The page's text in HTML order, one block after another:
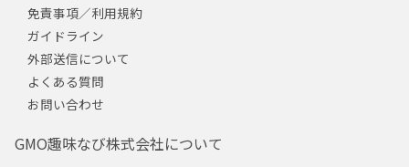
免責事項／利用規約
ガイドライン
外部送信について
よくある質問
お問い合わせ
GMO趣味なび株式会社について